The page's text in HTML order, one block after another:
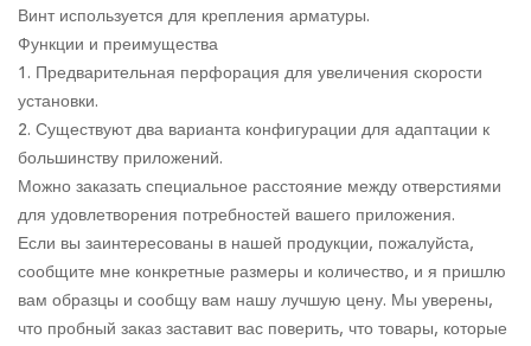
Винт используется для крепления арматуры.
Функции и преимущества
1. Предварительная перфорация для увеличения скорости
установки.
2. Существуют два варианта конфигурации для адаптации к
большинству приложений.
Можно заказать специальное расстояние между отверстиями
для удовлетворения потребностей вашего приложения.
Если вы заинтересованы в нашей продукции, пожалуйста,
сообщите мне конкретные размеры и количество, и я пришлю
вам образцы и сообщу вам нашу лучшую цену. Мы уверены,
что пробный заказ заставит вас поверить, что товары, которые